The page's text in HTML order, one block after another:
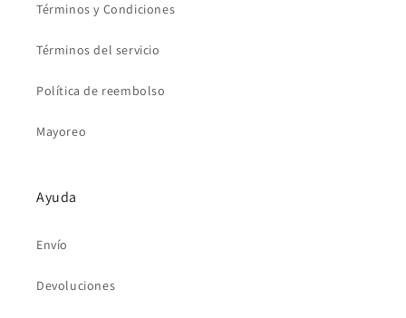
Términos y Condiciones
Términos del servicio
Política de reembolso
Mayoreo
Ayuda
Envío
Devoluciones